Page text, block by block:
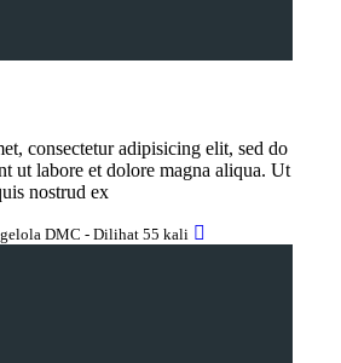
consectetur adipisicing elit, sed do
ut labore et dolore magna aliqua. Ut
nostrud ex
DMC - Dilihat 55 kali